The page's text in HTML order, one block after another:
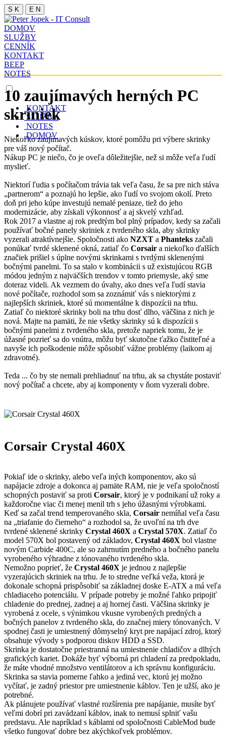
S K E N
DOMOV
SLUŽBY
CENNÍK
KONTAKT
BEEP
NOTES
KONTAKT
SLUŽBY
NOTES
DOMOV
10 zaujímavých herných PC
skriniek
Niekoľko zaujímavých kúskov, ktoré pomôžu pri výbere skrinky
pre váš nový počítač.
Nákup PC je niečo, čo je oveľa dôležitejšie, než si môže veľa ľudí
myslieť.
Niektorí ľudia s počítačom trávia tak veľa času, že sa pre nich stáva
„partnerom“ a poznajú ho lepšie, ako ľudí vo svojom okolí. Preto
doň pri jeho kúpe investujú nemalé peniaze, tiež do jeho
modernizácie, aby získali výkonnosť a aj skvelý vzhľad.
Rok 2017 a vlastne aj rok predtým bol plný prípadov, kedy sa začali
používať bočné panely skriniek z tvrdeného skla, aby skrinky
vyzerali atraktívnejšie. Spoločnosti ako NZXT a Phanteks začali
ponúkať tvrdé sklenené okná, zatiaľ čo Corsair a niekoľko ďalších
značiek prišiel s úplne novými skrinkami s tvrdými sklenenými
bočnými panelmi. To sa stalo v kombinácii s už existujúcou RGB
módou jedným z najväčších trendov v tomto priemysle, aký sme
doteraz videli. Ak vezmem do úvahy, ako dnes veľa ľudí stavia
nové počítače, rozhodol som sa zoznámiť vás s niektorými z
najlepších skriniek, ktoré sú momentálne k dispozícii na trhu.
Zatiaľ čo niektoré skrinky boli na trhu dosť dlho, väčšina z nich je
nová. Majte na pamäti, že nie všetky skrinky sú k dispozícii s
bočnými panelmi z tvrdeného skla, pretože napriek tomu, že je
úžasné pozrieť sa do vnútra, môžu byť skutočne ťažko čistiteľné a
navyše ich poškodenie môže spôsobiť vážne problémy (laikom aj
zdravotné).
Teda ... čo by ste nemali prehliadnuť na trhu, ak sa chystáte postaviť
nový počítač a chcete, aby aj komponenty v ňom vyzerali dobre.
Corsair Crystal 460X
Pokiaľ ide o skrinky, alebo veľa iných komponentov, ako sú
napájacie zdroje a dokonca aj pamäte RAM, nie je veľa spoločností
schopných postaviť sa proti Corsair, ktorý je v podnikaní už roky a
každoročne viac či menej menil trh s jeho úžasnými výrobkami.
Keď sa začal trend temperovaného skla, Corsair nemíňal veľa času
na „triafanie do čierneho“ a rozhodol sa, že uvoľní na trh dve
tvrdené sklenené skrinky Crystal 460X a Crystal 570X. Zatiaľ čo
model 570X bol postavený od základov, Crystal 460X bol vlastne
novým Carbide 400C, ale so zahrnutím predného a bočného panelu
vyrobeného výhradne z tónovaného tvrdeného skla.
Nemožno poprieť, že Crystal 460X je jednou z najlepšie
vyzerajúcich skriniek na trhu. Je to stredne veľká veža, ktorá je
dokonale schopná prispôsobiť sa základnej doske E-ATX a má veľa
chladiaceho potenciálu. V prípade potreby je možné ľahko pripojiť
chladenie do prednej, zadnej a aj hornej časti. Väčšina skrinky je
vyrobená z ocele, s výnimkou vkusne vyrobených predných a
bočných panelov z tvrdeného skla, do značnej miery tónovaných. V
spodnej časti je umiestnený dômyselný kryt pre napájací zdroj, ktorý
obsahuje vývody s podporou diskov HDD a SSD.
Skrinka je dostatočne priestranná na umiestnenie chladičov a dlhých
grafických kariet. Dokáže byť výborná pri chladení za predpokladu,
že máte vhodné množstvo ventilátorov a ich správnu konfiguráciu.
Skrinka sa stavia pomerne ľahko a jediná vec, ktorú jej možno
vyčítať, je zadný priestor pre umiestnenie káblov. Ten je užší, ako je
potrebné.
Ak plánujete používať vlastné rozšírenia pre napájanie, musíte byť
veľmi dobrí pri zavádzaní káblov, inak to nemusí splniť vašu
predstavu. Ale napríklad s káblami od spoločnosti CableMod bude
všetko fungovať dobre bez akýchkoľvek problémov.